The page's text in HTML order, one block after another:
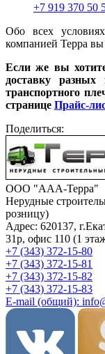
+7 919 370 50
Обо всех
компанией Терра
Если же вы
доставку разных
транспортного
странице Прайс-
Поделиться:
ООО "ААА-Терра"
Нерудные
розницу)
Адрес: 620137,
31р, офис 110 (1
+7 (343) 372-15-80
+7 (343) 372-15-81
+7 (343) 372-15-82
+7 (343) 372-15-83
E-mail (общий):